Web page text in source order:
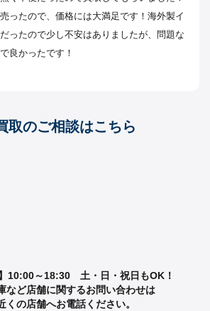
ったので、価格には大満足です！海外製イ
ったので少し不安はありましたが、問題な
良かったです！
取のご相談はこちら
】10:00～18:30 土・日・祝日もOK！
など店舗に関するお問い合わせは
くの店舗へお電話ください。